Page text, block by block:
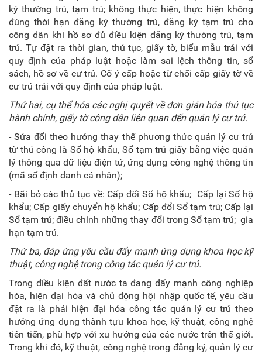
ký thường trú, tạm trú; không thực hiện, thực hiện không
đúng thời hạn đăng ký thường trú, đăng ký tạm trú cho
công dân khi hồ sơ đủ điều kiện đăng ký thường trú, tạm
trú. Tự đặt ra thời gian, thủ tục, giấy tờ, biểu mẫu trái với
quy định của pháp luật hoặc làm sai lệch thông tin, sổ
sách, hồ sơ về cư trú. Cố ý cấp hoặc từ chối cấp giấy tờ về
cư trú trái với quy định của pháp luật.
Thứhai, cụ thể hóa cácnghị quyết về đơn giản hóa thủ tục
hành chính, giấy tờ công dân liên quan đến quản lý cưtrú.
- Sửa đổi theo hướng thay thế phương thức quản lý cư trú
từ thủ công là Sổ hộ khẩu, Sổ tạm trú giấy bằng việc quản
lý thông qua dữ liệu điện tử, ứng dụng công nghệ thông tin
(mã số định danh cá nhân);
- Bãi bỏ các thủ tục về: Cấp đổi Sổ hộ khẩu; Cấp lại Sổ hộ
khẩu; Cấp giấy chuyển hộ khẩu; Cấp đổi Sổ tạm trú; Cấp lại
Sổ tạm trú; điều chỉnh những thay đổi trong Sổ tạm trú; gia
hạn tạm trú.
Thứba, đáp ứng yêu cầu đẩy mạnh ứng dụng khoa học kỹ
thuật, công nghệ trong công tác quản lý cư trú.
Trong điều kiện đất nước ta đang đẩy mạnh công nghiệp
hóa, hiện đại hóa và chủ động hội nhập quốc tế, yêu cầu
đặt ra là phải hiện đại hóa công tác quản lý cư trú theo
hướng ứng dụng thành tựu khoa học, kỹ thuật, công nghệ
tiên tiến, phù hợp với xu hướng của các nước trên thế giới.
Trong khi đó, kỹ thuật, công nghệ trong đăng ký, quản lý cư